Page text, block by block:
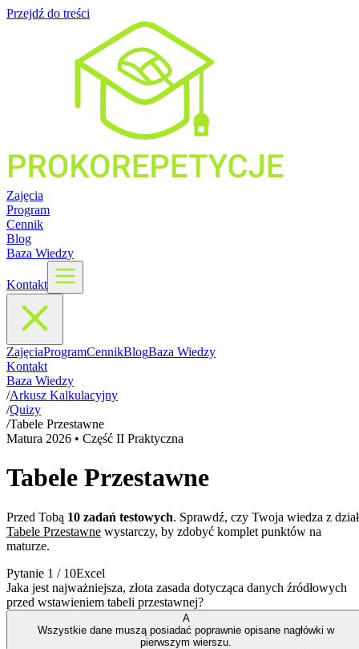
Przejdź do treści
Zajęcia
Program
Cennik
Blog
Baza Wiedzy
Kontakt
ZajęciaProgramCennikBlogBaza Wiedzy
Kontakt
Baza Wiedzy
/Arkusz Kalkulacyjny
/Quizy
/Tabele Przestawne
Matura 2026 • Część II Praktyczna
Tabele Przestawne
Przed Tobą 10 zadań testowych. Sprawdź, czy Twoja wiedza z
Tabele Przestawne wystarczy, by zdobyć komplet punktów na
maturze.
Pytanie 1 / 10Excel
Jaka jest najważniejsza, złota zasada dotycząca danych źródłowych
przed wstawieniem tabeli przestawnej?
A
Wszystkie dane muszą posiadać poprawnie opisane nagłówki w
pierwszym wierszu.